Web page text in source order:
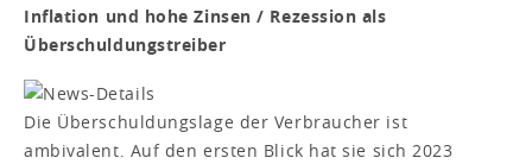
Inflation und hohe Zinsen / Rezession als
Überschuldungstreiber
Die Überschuldungslage der Verbraucher ist
ambivalent. Auf den ersten Blick hat sie sich 2023